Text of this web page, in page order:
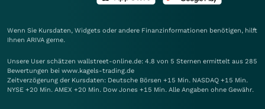
Wenn Sie Kursdaten, Widgets oder andere Finanzinformationen benötigen, hilft
Ihnen ARIVA gerne.
Unsere User schätzen wallstreet-online.de: 4.8 von 5 Sternen ermittelt aus 285
Bewertungen bei www.kagels-trading.de
Zeitverzögerung der Kursdaten: Deutsche Börsen +15 Min. NASDAQ +15 Min.
NYSE +20 Min. AMEX +20 Min. Dow Jones +15 Min. Alle Angaben ohne Gewähr.